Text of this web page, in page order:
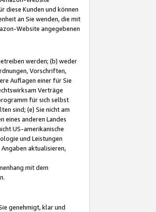
diese Kunden und können
an Sie wenden, die mit
Website angegebenen
werden; (b) weder
Vorschriften,
Auflagen einer für Sie
Verträge
für sich selbst
sind; (e) Sie nicht am
eines anderen Landes
US-amerikanische
und Leistungen
aktualisieren,
mit dem
genehmigt, klar und